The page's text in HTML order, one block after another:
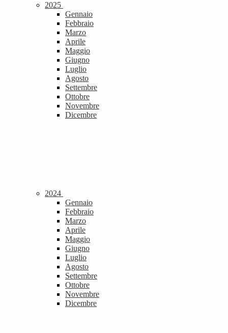
2025
Gennaio
Febbraio
Marzo
Aprile
Maggio
Giugno
Luglio
Agosto
Settembre
Ottobre
Novembre
Dicembre
2024
Gennaio
Febbraio
Marzo
Aprile
Maggio
Giugno
Luglio
Agosto
Settembre
Ottobre
Novembre
Dicembre